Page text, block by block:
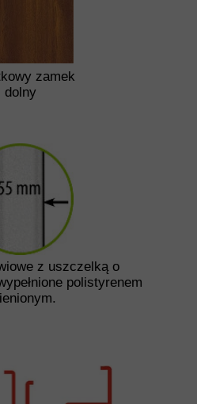
zamek
dolny
z uszczelką o
polistyrenem